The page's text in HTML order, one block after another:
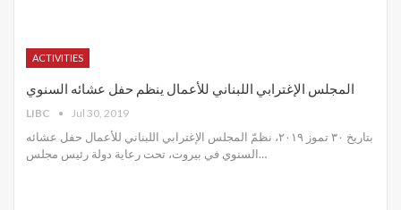
ACTIVITIES
المجلس الإغترابي اللبناني للأعمال ينظم حفل عشائه السنوي
LIBC Jul 30, 2019
بتاريخ ٣٠ تموز ٢٠١٩، نظمّ المجلس الإغترابي اللبناني للأعمال حفل عشائه
السنوي في بيروت، تحت رعاية دولة رئيس مجلس…